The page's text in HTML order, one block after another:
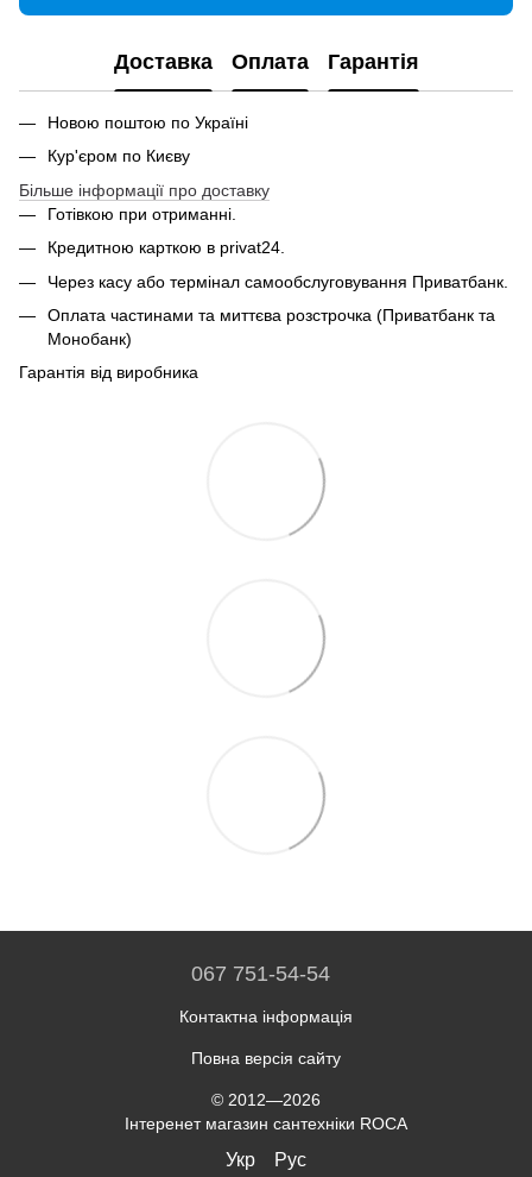
Доставка Оплата Гарантія
Новою поштою по Україні
Кур'єром по Києву
Більше інформації про доставку
Готівкою при отриманні.
Кредитною карткою в privat24.
Через касу або термінал самообслуговування Приватбанк.
Оплата частинами та миттєва розстрочка (Приватбанк та
Монобанк)
Гарантія від виробника
067 751-54-54
Контактна інформація
Повна версія сайту
© 2012—2026
Інтеренет магазин сантехніки ROCA
Укр Рус